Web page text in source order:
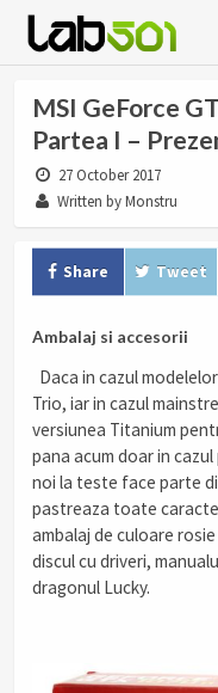
MSI GeForce
Partea I –
27 October 2017
Written by Monstru
Share Tweet
Ambalaj si accesorii
Daca in cazul
Trio, iar in cazul
versiunea Titanium
pana acum doar in
noi la teste face parte
pastreaza toate
ambalaj de culoare
discul cu driveri,
dragonul Lucky.